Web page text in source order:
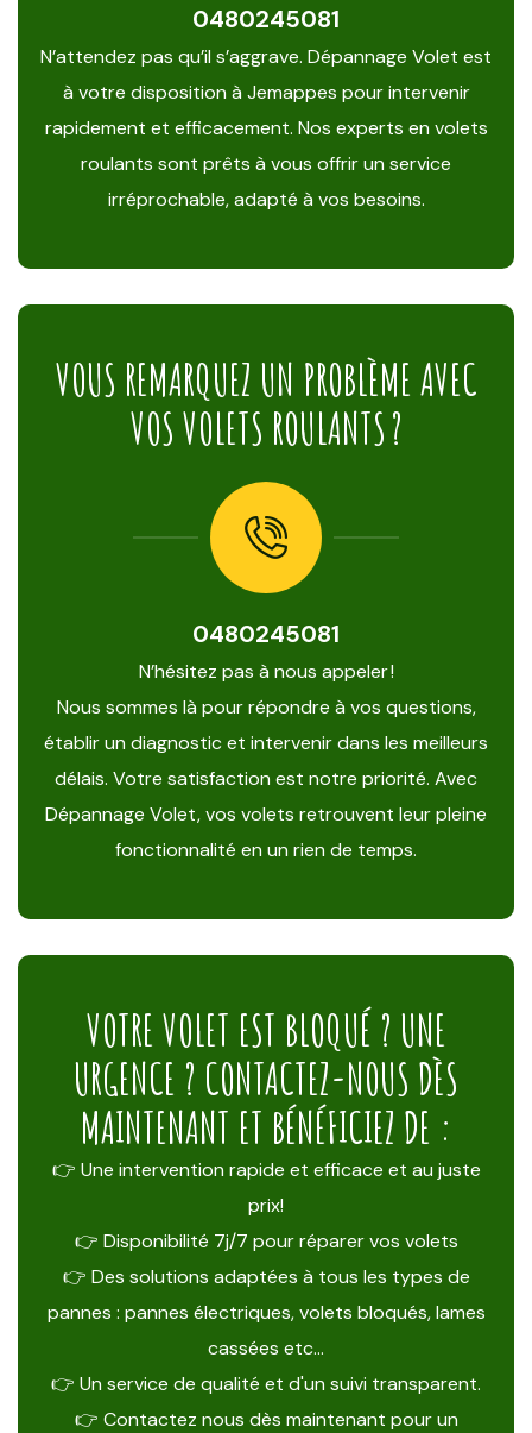
0480245081
N’attendez pas qu’il s’aggrave. Dépannage Volet est
à votre disposition à Jemappes pour intervenir
rapidement et efficacement. Nos experts en volets
roulants sont prêts à vous offrir un service
irréprochable, adapté à vos besoins.
VOUS REMARQUEZ UN PROBLÈME AVEC
VOS VOLETS ROULANTS ?
0480245081
N’hésitez pas à nous appeler !
Nous sommes là pour répondre à vos questions,
établir un diagnostic et intervenir dans les meilleurs
délais. Votre satisfaction est notre priorité. Avec
Dépannage Volet, vos volets retrouvent leur pleine
fonctionnalité en un rien de temps.
VOTRE VOLET EST BLOQUÉ ? UNE
URGENCE ? CONTACTEZ-NOUS DÈS
MAINTENANT ET BÉNÉFICIEZ DE :
👉 Une intervention rapide et efficace et au juste
prix!
👉 Disponibilité 7j/7 pour réparer vos volets
👉 Des solutions adaptées à tous les types de
pannes : pannes électriques, volets bloqués, lames
cassées etc…
👉 Un service de qualité et d'un suivi transparent.
👉 Contactez nous dès maintenant pour un